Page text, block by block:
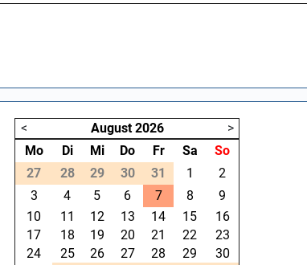
< August 2026
>
Mo
Di Mi Do Fr Sa
So
27
28 29 30 31 1
2
3
4 5 6 7 8
9
10
11 12 13 14 15
16
17
18 19 20 21 22
23
24
25 26 27 28 29
30